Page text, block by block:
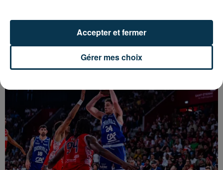
BASKET : LA CHORALE INTRAITABLE JUSQU'AU
Gérer mes choix
Accepter et fermer